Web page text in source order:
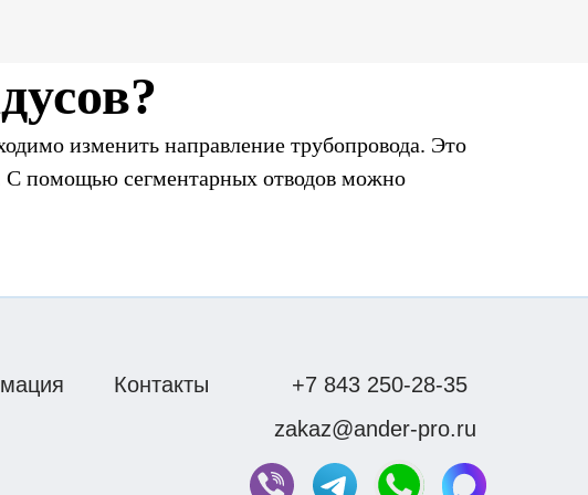
изменить направление трубопровода. Это
С помощью сегментарных отводов можно
эксплуатацию, выдерживая различные
герметичные и прочные соединения;
+7 843 250-28-35
zakaz@ander-pro.ru
Контакты